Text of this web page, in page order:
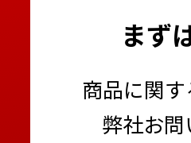
まず
商品に関
弊社お